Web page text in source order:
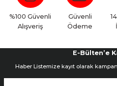
Yorum
%100 Güvenli
Alışveriş
Güvenli
Ödeme
E-Bülten’e
Haber Listemize kayıt olarak